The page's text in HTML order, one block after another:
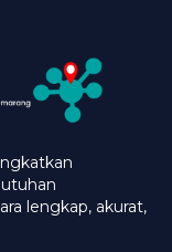
lengkap, akurat,